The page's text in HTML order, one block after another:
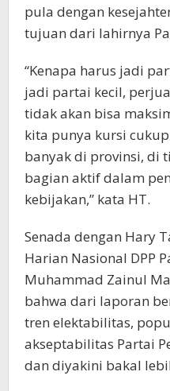
pula dengan
tujuan dari lahirnya
“Kenapa harus jadi
jadi partai kecil,
tidak akan bisa
kita punya kursi cukup
banyak di provinsi, di
bagian aktif dalam
kebijakan,” kata HT.
Senada dengan Hary
Harian Nasional DPP
Muhammad Zainul
bahwa dari laporan
tren elektabilitas,
akseptabilitas Partai
dan diyakini bakal